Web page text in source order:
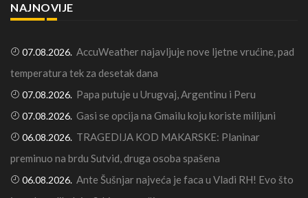
NAJNOVIJE
07.08.2026. AccuWeather najavljuje nove ljetne vrućine, pad
temperatura tek za desetak dana
07.08.2026. Papa putuje u Urugvaj, Argentinu i Peru
07.08.2026. Gasi se opcija na Gmailu koju koriste milijuni
06.08.2026. TRAGEDIJA KOD MAKARSKE: Planinar
preminuo na brdu Sutvid, druga osoba spašena
06.08.2026. Ante Šušnjar najveća je faca u Vladi RH! Evo što